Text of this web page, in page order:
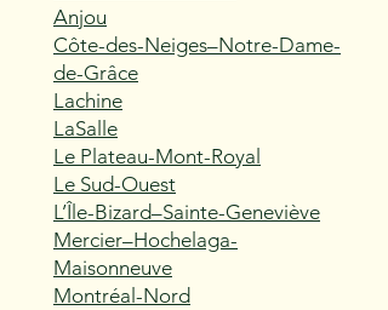
Anjou
Côte-des-Neiges–Notre-Dame-
de-Grâce
Lachine
LaSalle
Le Plateau-Mont-Royal
Le Sud-Ouest
L’Île-Bizard–Sainte-Geneviève
Mercier–Hochelaga-
Maisonneuve
Montréal-Nord